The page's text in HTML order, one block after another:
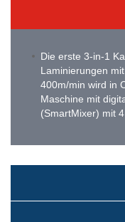
Die erste 3-in-1
Laminierungen
400m/min wird in
Maschine mit
(SmartMixer) mit